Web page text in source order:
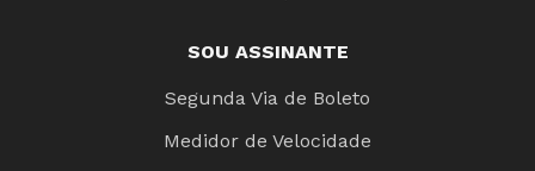
SOU ASSINANTE
Segunda Via de Boleto
Medidor de Velocidade